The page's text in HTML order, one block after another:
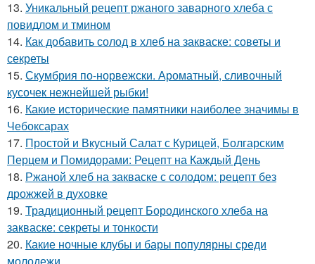
13. Уникальный рецепт ржаного заварного хлеба с
повидлом и тмином
14. Как добавить солод в хлеб на закваске: советы и
секреты
15. Скумбрия по-норвежски. Ароматный, сливочный
кусочек нежнейшей рыбки!
16. Какие исторические памятники наиболее значимы в
Чебоксарах
17. Простой и Вкусный Салат с Курицей, Болгарским
Перцем и Помидорами: Рецепт на Каждый День
18. Ржаной хлеб на закваске с солодом: рецепт без
дрожжей в духовке
19. Традиционный рецепт Бородинского хлеба на
закваске: секреты и тонкости
20. Какие ночные клубы и бары популярны среди